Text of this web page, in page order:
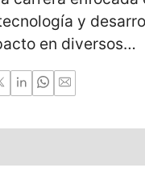
y
en diversos